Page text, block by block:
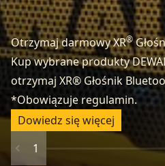
Otrzymaj darmowy XR®
Kup wybrane produkty
otrzymaj XR® Głośnik
*Obowiązuje regulamin.
Dowiedz się więcej
1